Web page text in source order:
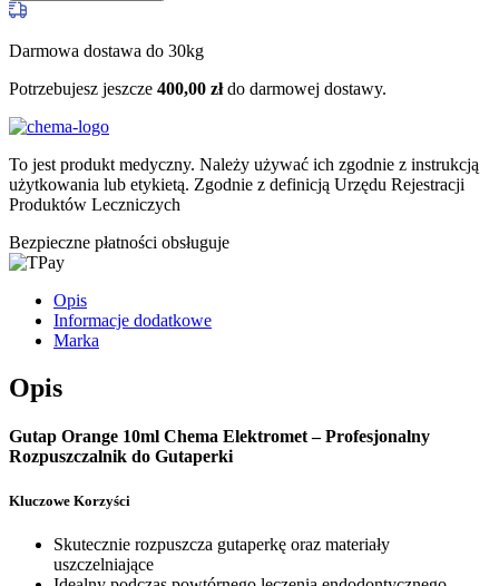
Darmowa dostawa do 30kg
Potrzebujesz jeszcze 400,00 złdo darmowej dostawy.
To jest produkt medyczny. Należy używać ich zgodnie z instrukcją
użytkowania lub etykietą. Zgodnie z definicją Urzędu Rejestracji
Produktów Leczniczych
Bezpieczne płatności obsługuje
Opis
Informacje dodatkowe
Marka
Opis
Gutap Orange 10ml Chema Elektromet – Profesjonalny
Rozpuszczalnik do Gutaperki
Kluczowe Korzyści
Skutecznie rozpuszcza gutaperkę oraz materiały
uszczelniające